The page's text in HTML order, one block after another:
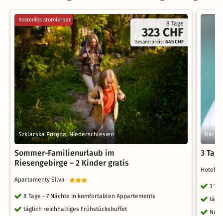
8 Tage
323 CHF
Gesamtpreis:645 CHF
Kostenlos stornierbar
Szklarska Poręba, Niederschlesien
Sommer-Familienurlaub im
Riesengebirge – 2 Kinder gratis
Apartamenty Silva
8 Tage - 7 Nächte in komfortablen Appartements
täglich reichhaltiges Frühstücksbuffet
3
Hotel
3